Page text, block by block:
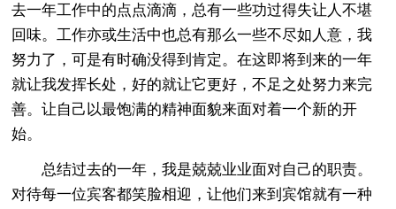
去一年工作中的点点滴滴，总有一些功过得失让人不堪
回味。工作亦或生活中也总有那么一些不尽如人意，我
努力了，可是有时确没得到肯定。在这即将到来的一年
就让我发挥长处，好的就让它更好，不足之处努力来完
善。让自己以最饱满的精神面貌来面对着一个新的开
始。
总结过去的一年，我是兢兢业业面对自己的职责。
对待每一位宾客都笑脸相迎，让他们来到宾馆就有一种